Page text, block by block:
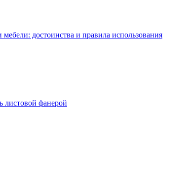
достоинства и правила использования
листовой фанерой